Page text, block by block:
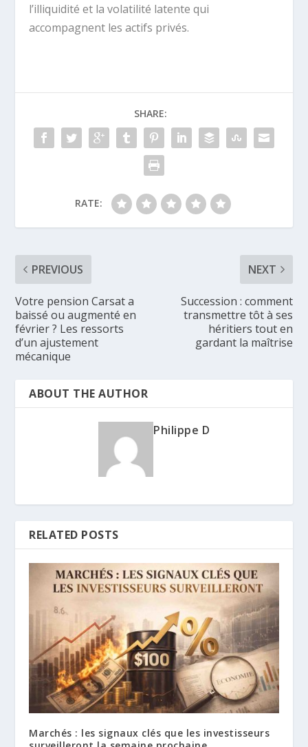
l’illiquidité et la volatilité latente qui
accompagnent les actifs privés.
SHARE:
RATE:
PREVIOUS
Votre pension Carsat a
baissé ou augmenté en
février ? Les ressorts
d’un ajustement
mécanique
NEXT
Succession : comment
transmettre tôt à ses
héritiers tout en
gardant la maîtrise
ABOUT THE AUTHOR
Philippe D
RELATED POSTS
Marchés : les signaux clés que les investisseurs